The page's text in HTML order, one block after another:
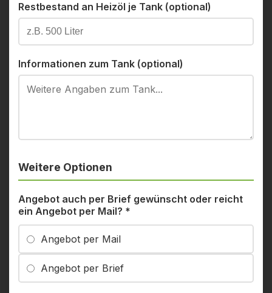
Restbestand an Heizöl je Tank (optional)
Informationen zum Tank (optional)
Weitere Optionen
Angebot auch per Brief gewünscht oder reicht
ein Angebot per Mail? *
Angebot per Mail
Angebot per Brief